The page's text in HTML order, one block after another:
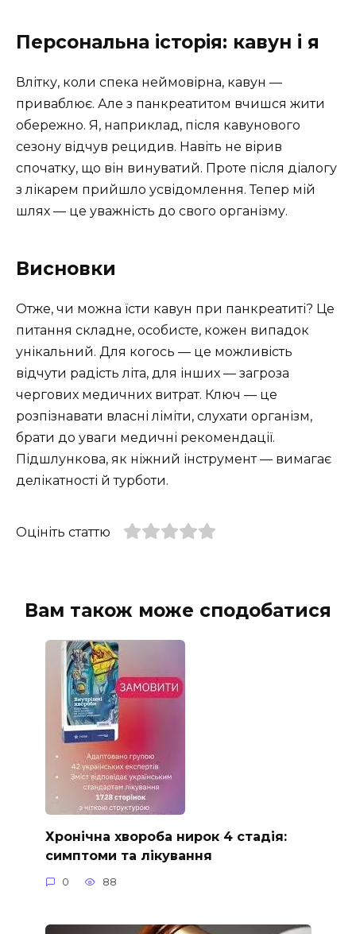
Персональна історія: кавун і я
Влітку, коли спека неймовірна, кавун —
приваблює. Але з панкреатитом вчишся жити
обережно. Я, наприклад, після кавунового
сезону відчув рецидив. Навіть не вірив
спочатку, що він винуватий. Проте після діалогу
з лікарем прийшло усвідомлення. Тепер мій
шлях — це уважність до свого організму.
Висновки
Отже, чи можна їсти кавун при панкреатиті? Це
питання складне, особисте, кожен випадок
унікальний. Для когось — це можливість
відчути радість літа, для інших — загроза
чергових медичних витрат. Ключ — це
розпізнавати власні ліміти, слухати організм,
брати до уваги медичні рекомендації.
Підшлункова, як ніжний інструмент — вимагає
делікатності й турботи.
Оцініть статтю
Вам також може сподобатися
Хронічна хвороба нирок 4 стадія:
симптоми та лікування
0 88